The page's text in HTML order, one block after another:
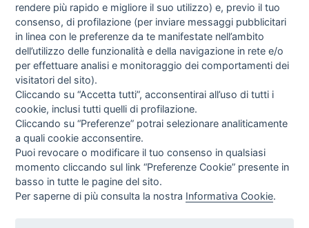
I libri Vedi tutti
Direttrice Responsabile: Alessandra Costante | Registrazione al Tribunale Civile
rendere più rapido e migliore il suo utilizzo) e, previo il tuo
consenso, di profilazione (per inviare messaggi pubblicitari
in linea con le preferenze da te manifestate nell’ambito
dell’utilizzo delle funzionalità e della navigazione in rete e/o
per effettuare analisi e monitoraggio dei comportamenti dei
visitatori del sito).
Cliccando su “Accetta tutti”, acconsentirai all’uso di tutti i
cookie, inclusi tutti quelli di profilazione.
Cliccando su “Preferenze” potrai selezionare analiticamente
a quali cookie acconsentire.
Puoi revocare o modificare il tuo consenso in qualsiasi
momento cliccando sul link “Preferenze Cookie” presente in
basso in tutte le pagine del sito.
Per saperne di più consulta la nostra Informativa Cookie.